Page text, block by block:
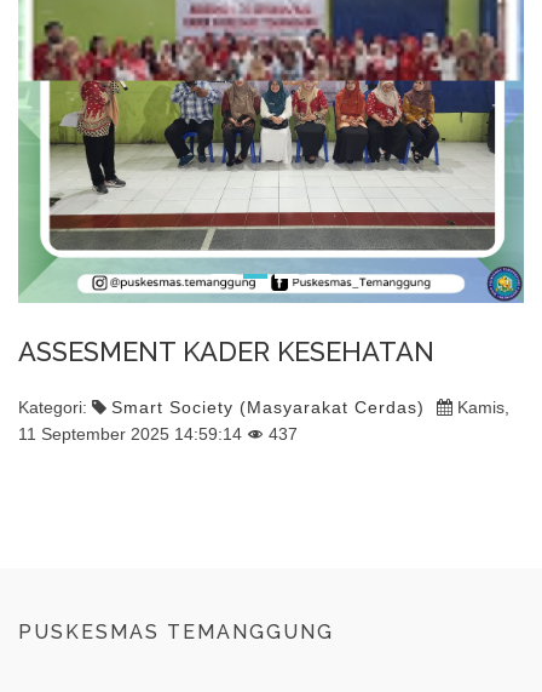
ASSESMENT KADER KESEHATAN
Kategori: Smart Society (Masyarakat Cerdas)
Kamis,
11 September 2025 14:59:14
437
PUSKESMAS TEMANGGUNG